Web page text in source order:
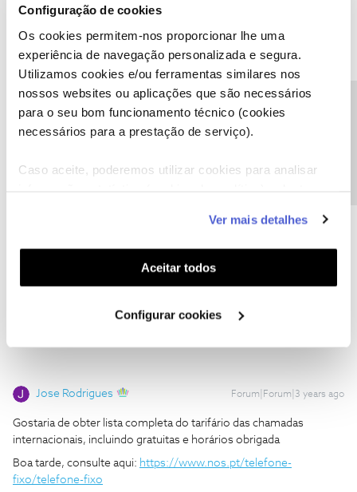
Configuração de cookies
Os cookies permitem-nos proporcionar lhe uma
experiência de navegação personalizada e segura.
Utilizamos cookies e/ou ferramentas similares nos
nossos websites ou aplicações que são necessários
para o seu bom funcionamento técnico (cookies
necessários para a prestação de serviço).
Caso aceite, poderemos utilizar cookies para analisar
funcionalidades (cookies de personalização e
funcionalidade) e adaptar anúncios aos seus interesses
(cookies de publicidade personalizada). Pode gerir a
utilização dos cookies clicando em "Configurar
Ver mais detalhes
Aceitar todos
Configurar cookies
Caso haja alguma alteração no futuro comunicaremos. De
Ajude a comunidade a encontrar informação relevante. Marque
como "Melhor Resposta" e faça "Like" nos melhores comentários.
Gostaria de obter lista completa do tarifário das chamadas
internacionais, incluindo gratuitas e horários obrigada
Jose Rodrigues Forum|Forum|3 years ago
Gostaria de obter lista completa do tarifário das chamadas
internacionais, incluindo gratuitas e horários obrigada
Boa tarde, consulte aqui: https://www.nos.pt/telefone-
fixo/telefone-fixo